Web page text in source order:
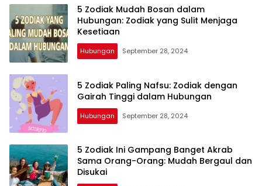
5 Zodiak Mudah Bosan dalam
Hubungan: Zodiak yang Sulit Menjaga
Kesetiaan
Hubungan September 28, 2024
5 Zodiak Paling Nafsu: Zodiak dengan
Gairah Tinggi dalam Hubungan
Hubungan September 28, 2024
5 Zodiak Ini Gampang Banget Akrab
Sama Orang-Orang: Mudah Bergaul dan
Disukai